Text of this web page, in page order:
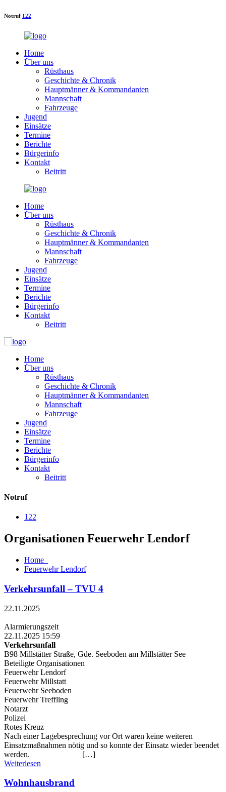
Notruf 122
Home
Über uns
Rüsthaus
Geschichte & Chronik
Hauptmänner & Kommandanten
Mannschaft
Fahrzeuge
Jugend
Einsätze
Termine
Berichte
Bürgerinfo
Kontakt
Beitritt
Home
Über uns
Rüsthaus
Geschichte & Chronik
Hauptmänner & Kommandanten
Mannschaft
Fahrzeuge
Jugend
Einsätze
Termine
Berichte
Bürgerinfo
Kontakt
Beitritt
Home
Über uns
Rüsthaus
Geschichte & Chronik
Hauptmänner & Kommandanten
Mannschaft
Fahrzeuge
Jugend
Einsätze
Termine
Berichte
Bürgerinfo
Kontakt
Beitritt
Notruf
122
Organisationen Feuerwehr Lendorf
Home
Feuerwehr Lendorf
Verkehrsunfall – TVU 4
22.11.2025
Alarmierungszeit
22.11.2025 15:59
Verkehrsunfall
B98 Millstätter Straße, Gde. Seeboden am Millstätter See
Beteiligte Organisationen
Feuerwehr Lendorf
Feuerwehr Millstatt
Feuerwehr Seeboden
Feuerwehr Treffling
Notarzt
Polizei
Rotes Kreuz
Nach einer Lagebesprechung vor Ort waren keine weiteren
Einsatzmaßnahmen nötig und so konnte der Einsatz wieder beendet
werden. […]
Weiterlesen
Wohnhausbrand